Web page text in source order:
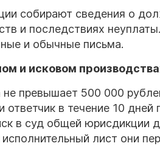
собирают сведения о
и последствиях
и обычные письма.
и исковом
превышает 500 000
ответчик в течение 10
в суд общей юрисдикции
лист они